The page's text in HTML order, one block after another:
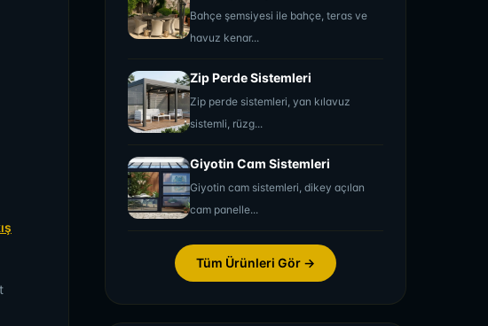
Bahçe şemsiyesi ile bahçe, teras ve
havuz kenar...
Zip Perde Sistemleri
Zip perde sistemleri, yan kılavuz
sistemli, rüzg...
Giyotin Cam Sistemleri
Giyotin cam sistemleri, dikey açılan
cam panelle...
Tüm Ürünleri Gör →